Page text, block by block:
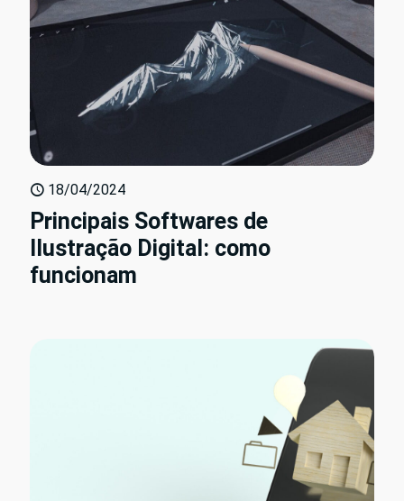
18/04/2024
Principais Softwares de
Ilustração Digital: como
funcionam